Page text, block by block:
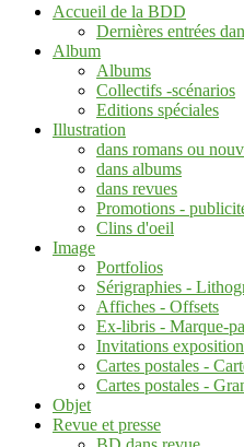
Accueil de la BDD
Dernières entrées
Album
Albums
Collectifs -scénarios
Editions spéciales
Illustration
dans romans ou
dans albums
dans revues
Promotions -
Clins d'oeil
Image
Portfolios
Sérigraphies -
Affiches - Offsets
Ex-libris - Marque-
Invitations
Cartes postales -
Cartes postales -
Objet
Revue et presse